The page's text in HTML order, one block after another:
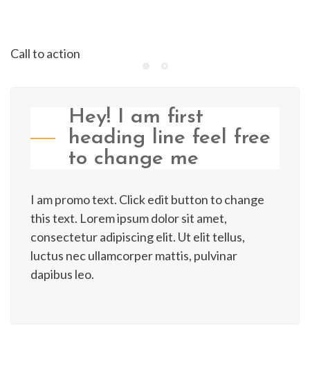
Call to action
Hey! I am first
heading line feel free
to change me
I am promo text. Click edit button to change
this text. Lorem ipsum dolor sit amet,
consectetur adipiscing elit. Ut elit tellus,
luctus nec ullamcorper mattis, pulvinar
dapibus leo.